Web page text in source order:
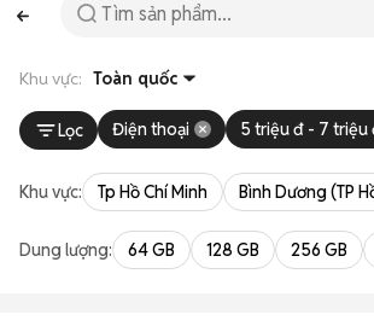
Khu vực: Toàn quốc
Lọc Điện thoại 5 triệu đ - 7 triệu
Khu vực: Tp Hồ Chí Minh Bình Dương (TP
Dung lượng: 64 GB 128 GB 256 GB